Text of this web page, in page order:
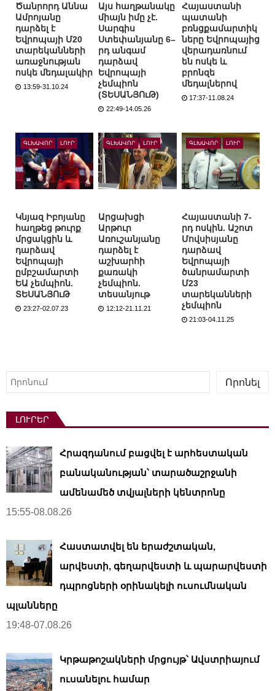
Ծանրորդ Աննա
Ամրոյանը
դարձել է
Եվրոպայի Մ20
տարեկանների
առաջնության
ոսկե մեդալակիր
13:59-31.10.24
Այս հաղթանակը
միայն իմը չէ.
Սարգիս
Ստեփանյանը 6–
րդ անգամ
դարձավ
Եվրոպայի
չեմպիոն
(ՏԵՍԱՆՅՈւԹ)
22:49-14.05.26
Հայաստանի
պատանի
բռնցքամարտիկ
ները Եվրոպայից
վերադառնում
են ոսկե և
բրոնզե
մեդալներով
17:37-11.08.24
ԳԼԽԱՎՈՐ ԼՈՒՐ
Կնյազ Իբոյանը
հաղթեց թուրք
մրցակցին և
դարձավ
Եվրոպայի
ըմբշամարտի
ԵԱ չեմպիոն.
ՏԵՍԱՆՅՈւԹ
23:27-02.07.23
ԳԼԽԱՎՈՐ ԼՈՒՐ
Արցախցի
Արթուր
Առուշանյանը
դարձել է
աշխարհի
քառակի
չեմպիոն.
տեսանյութ
12:12-21.11.21
ԳԼԽԱՎՈՐ ԼՈՒՐ
Հայաստանի 7-
րդ ոսկին. Աշոտ
Մովսիսյանը
դարձավ
Եվրոպայի
ծանրամարտի
Մ23
տարեկանների
չեմպիոն
21:03-04.11.25
Որոնել
Որոնել
ԼՈՒՐԵՐ
Հրազդանում բացվել է արհեստական ​​
բանականության՝ տարածաշրջանի
ամենամեծ տվյալների կենտրոնը
15:55-08.08.26
Հաստատվել են երաժշտական,
արվեստի, գեղարվեստի և պարարվեստի
դպրոցների օրինակելի ուսումնական
պլանները
19:48-07.08.26
Կրթաթոշակների մրցույթ՝ Ավստրիայում
ուսանելու համար